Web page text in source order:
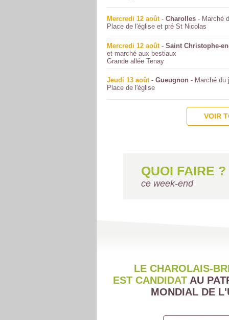
Mercredi 12 août- Charolles - Marché
Place de l'église et pré St Nicolas
Mercredi 12 août- Saint Christophe-
et marché aux bestiaux
Grande allée Tenay
Jeudi 13 août- Gueugnon - Marché du
Place de l'église
VOIR
QUOI FAIRE ?
ce week-end
LE CHAROLAIS-
EST CANDIDAT AU
MONDIAL DE